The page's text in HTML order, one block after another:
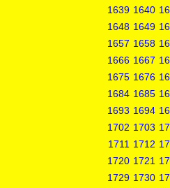
1639 1640
1648 1649
1657 1658
1666 1667
1675 1676
1684 1685
1693 1694
1702 1703
1711 1712
1720 1721
1729 1730